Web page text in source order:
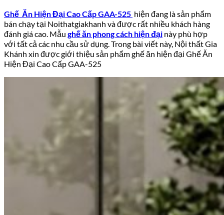
Ghế Ăn Hiện Đại Cao Cấp GAA-525 hiện đang là sản phẩm
bán chạy tại Noithatgiakhanh và được rất nhiều khách hàng
đánh giá cao. Mẫu ghế ăn phong cách hiện đại này phù hợp
với tất cả các nhu cầu sử dụng. Trong bài viết này, Nội thất Gia
Khánh xin được giới thiệu sản phẩm ghế ăn hiện đại Ghế Ăn
Hiện Đại Cao Cấp GAA-525